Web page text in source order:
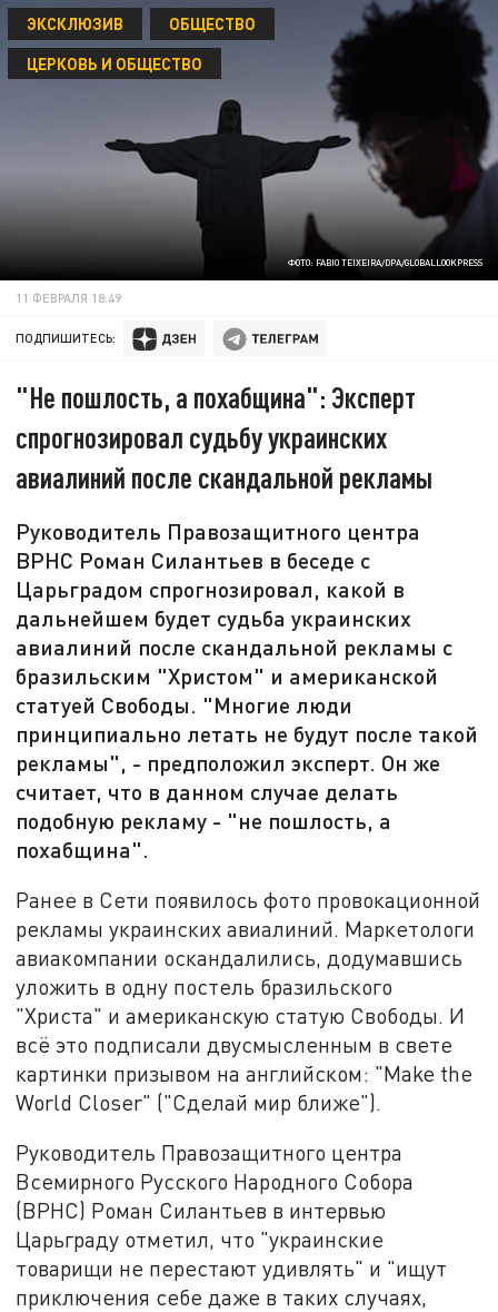
ФОТО: FABIO TEIXEIRA/DPA/GLOBALLOOKPRESS
ЭКСКЛЮЗИВ
ОБЩЕСТВО
ЦЕРКОВЬ И ОБЩЕСТВО
11 ФЕВРАЛЯ 18:49
ПОДПИШИТЕСЬ:
"Не пошлость, а похабщина": Эксперт
спрогнозировал судьбу украинских
авиалиний после скандальной рекламы
Руководитель Правозащитного центра
ВРНС Роман Силантьев в беседе с
Царьградом спрогнозировал, какой в
дальнейшем будет судьба украинских
авиалиний после скандальной рекламы с
бразильским "Христом" и американской
статуей Свободы. "Многие люди
принципиально летать не будут после такой
рекламы", - предположил эксперт. Он же
считает, что в данном случае делать
подобную рекламу - "не пошлость, а
похабщина".
Ранее в Сети появилось фото провокационной
рекламы украинских авиалиний. Маркетологи
авиакомпании оскандалились, додумавшись
уложить в одну постель бразильского
"Христа" и американскую статую Свободы. И
всё это подписали двусмысленным в свете
картинки призывом на английском: "Make the
World Closer" ("Сделай мир ближе").
Руководитель Правозащитного центра
Всемирного Русского Народного Собора
(ВРНС) Роман Силантьев в интервью
Царьграду отметил, что "украинские
товарищи не перестают удивлять" и "ищут
приключения себе даже в таких случаях,